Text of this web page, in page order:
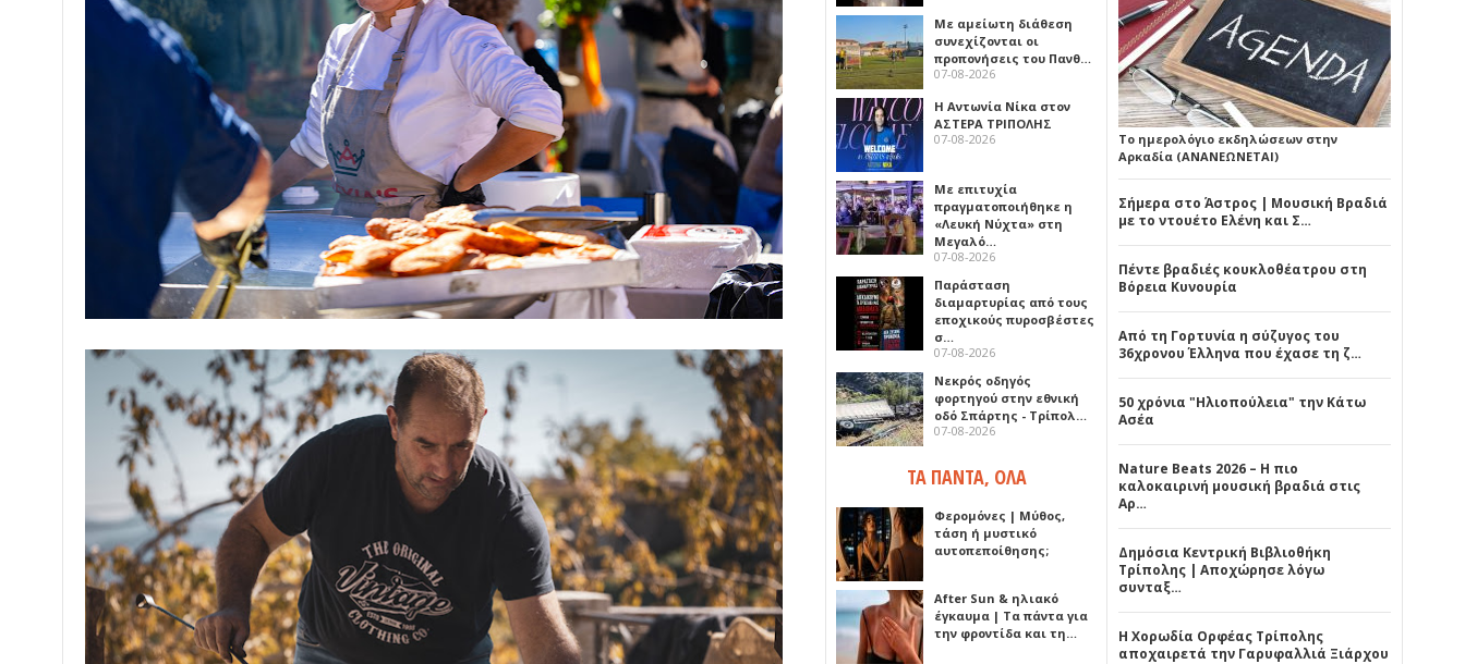
Με αμείωτη διάθεση
συνεχίζονται οι
προπονήσεις του Πανθ…
07-08-2026
Η Αντωνία Νίκα στον
ΑΣΤΕΡΑ ΤΡΙΠΟΛΗΣ
07-08-2026
Με επιτυχία
πραγματοποιήθηκε η
«Λευκή Νύχτα» στη
Μεγαλό…
07-08-2026
Παράσταση
διαμαρτυρίας από τους
εποχικούς πυροσβέστες
σ…
07-08-2026
Νεκρός οδηγός
φορτηγού στην εθνική
οδό Σπάρτης - Τρίπολ…
07-08-2026
ΤΑ ΠΑΝΤΑ, ΟΛΑ
Φερομόνες | Μύθος,
τάση ή μυστικό
αυτοπεποίθησης;
After Sun & ηλιακό
έγκαυμα | Τα πάντα για
την φροντίδα και τη…
Το ημερολόγιο εκδηλώσεων στην
Αρκαδία (ΑΝΑΝΕΩΝΕΤΑΙ)
Σήμερα στο Άστρος | Μουσική Βραδιά
με το ντουέτο Ελένη και Σ…
Πέντε βραδιές κουκλοθέατρου στη
Βόρεια Κυνουρία
Από τη Γορτυνία η σύζυγος του
36χρονου Έλληνα που έχασε τη ζ…
50 χρόνια "Ηλιοπούλεια" την Κάτω
Ασέα
Nature Beats 2026 – Η πιο
καλοκαιρινή μουσική βραδιά στις
Αρ…
Δημόσια Κεντρική Βιβλιοθήκη
Τρίπολης | Αποχώρησε λόγω
συνταξ…
Η Χορωδία Ορφέας Τρίπολης
αποχαιρετά την Γαρυφαλλιά Ξιάρχου